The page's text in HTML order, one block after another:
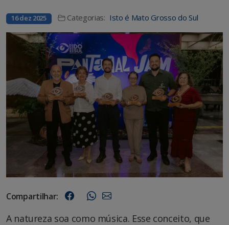
16 dez 2025 Categorias: Isto é Mato Grosso do Sul
Compartilhar:
A natureza soa como música. Esse conceito, que